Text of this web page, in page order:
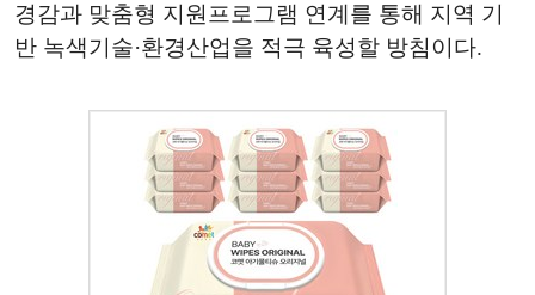
경감과 맞춤형 지원프로그램 연계를 통해 지역 기
반 녹색기술·환경산업을 적극 육성할 방침이다.